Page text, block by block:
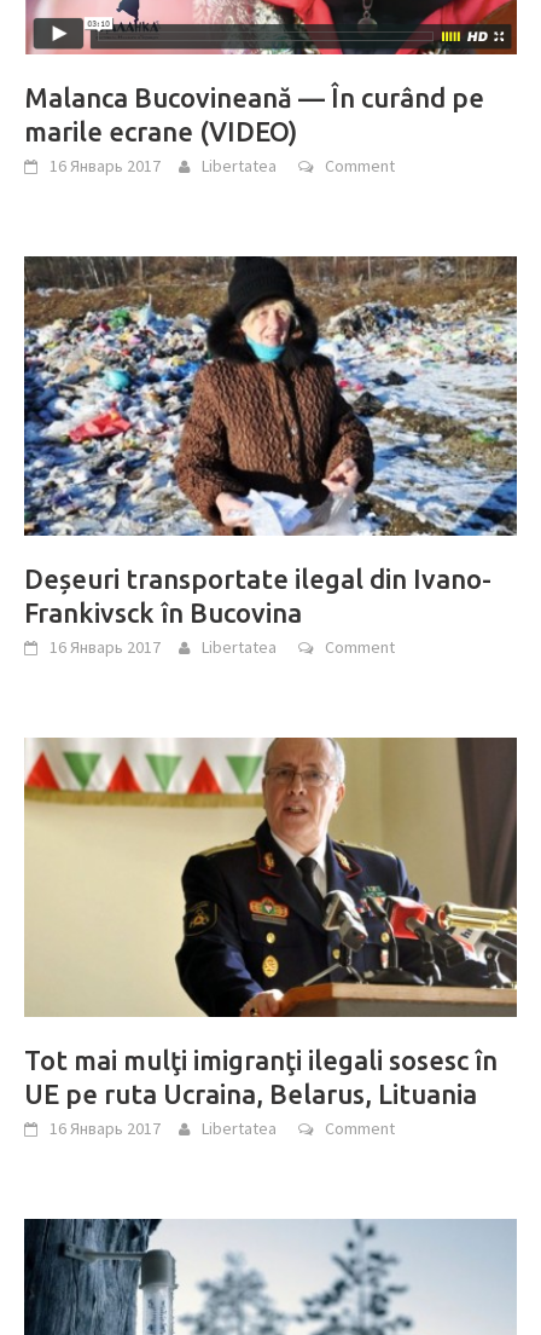
Malanca Bucovineană — În curând pe
marile ecrane (VIDEO)
16 Январь 2017 Libertatea Comment
Deșeuri transportate ilegal din Ivano-
Frankivsck în Bucovina
16 Январь 2017 Libertatea Comment
Tot mai mulţi imigranţi ilegali sosesc în
UE pe ruta Ucraina, Belarus, Lituania
16 Январь 2017 Libertatea Comment